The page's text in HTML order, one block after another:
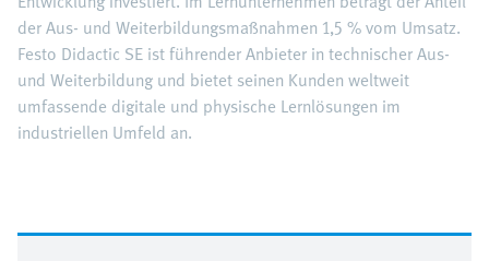
der Aus- und Weiterbildungsmaßnahmen 1,5 % vom Umsatz.
Festo Didactic SE ist führender Anbieter in technischer Aus-
und Weiterbildung und bietet seinen Kunden weltweit
umfassende digitale und physische Lernlösungen im
industriellen Umfeld an.